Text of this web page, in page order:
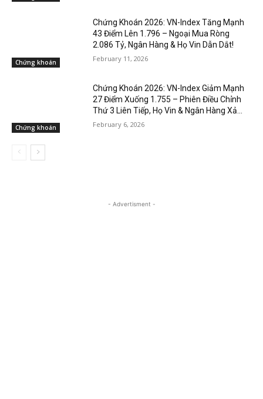
Chứng khoán
Chứng Khoán 2026: VN-Index Tăng Mạnh
43 Điểm Lên 1.796 – Ngoại Mua Ròng
2.086 Tỷ, Ngân Hàng & Họ Vin Dẫn Dắt!
February 11, 2026
Chứng khoán
Chứng Khoán 2026: VN-Index Giảm Mạnh
27 Điểm Xuống 1.755 – Phiên Điều Chỉnh
Thứ 3 Liên Tiếp, Họ Vin & Ngân Hàng Xả...
February 6, 2026
- Advertisment -